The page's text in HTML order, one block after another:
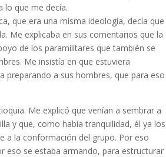
lo que me decía.
que era una misma ideo­logía, decía que
Me explicaba en sus comentarios que la
de los paramilitares que también se
Me insistía en que estuviera
preparando a sus hombres, que para eso
Me explicó que venían a sembrar a
y que, como había tranquilidad, él ya los
a la conformación del grupo. Por eso
eso se estaba armando, para estructurar